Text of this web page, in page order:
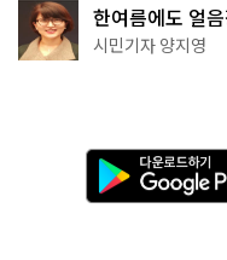
한여름에도 얼
천국이네~
시민기자 양지영
다
운
로